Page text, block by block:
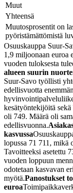
Muut
Yhteensä
Muutosprosentit on
pyöristämättömistä
Osuuskauppa Suur-
1,9 miljoonaan euroa
vuoden tuloksesta
alueen suurin
Suur-Savo työllisti
edellisvuotta
kesätyöntekijöitä
oli 749. Määrä oli
edellisvuonna.
kasvussa
lopussa 71 711, mikä
Tavoitteeksi asetettu
vuoden loppuun
odotetaan kasvavan
myötä.Panostukset
euroa